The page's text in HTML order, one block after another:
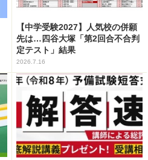
【中学受験2027】人気校の併願
先は…四谷大塚「第2回合不合判
定テスト」結果
2026.7.16